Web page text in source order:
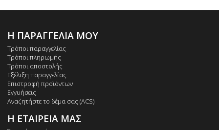
Η ΠΑΡΑΓΓΕΛΙΑ ΜΟΥ
Τρόποι παραγγελίας
Τρόποι πληρωμής
Τρόποι αποστολής
Εξέλιξη παραγγελίας
Επιστροφή προϊόντων
Εγγυήσεις
Αναζητήστε το δέμα σας (ACS)
Η ΕΤΑΙΡΕΙΑ ΜΑΣ